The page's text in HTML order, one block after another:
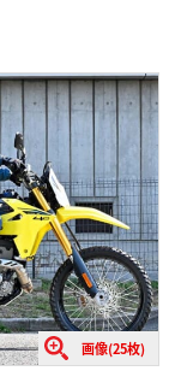
画像(25枚)